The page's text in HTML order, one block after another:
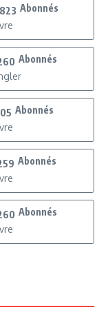
Abonnés
Abonnés
Abonnés
Abonnés
Abonnés